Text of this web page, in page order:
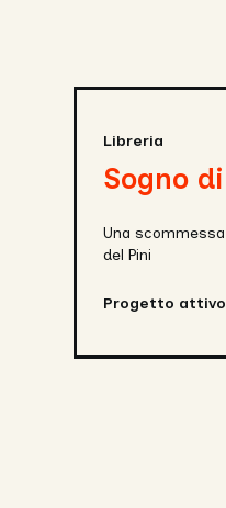
Libreria
Sogno
mezza
Una
del Pini
Progetto attivo